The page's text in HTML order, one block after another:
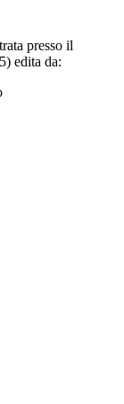
presso il
edita da: